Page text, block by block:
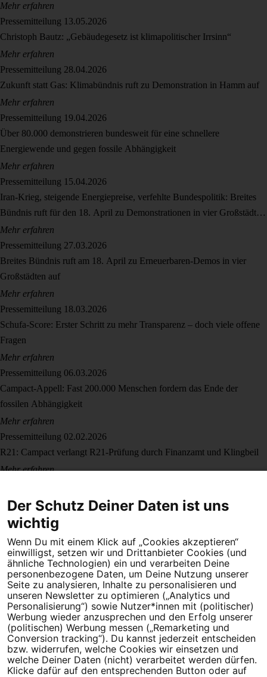
Mehr erfahren
Pressemitteilung 13.05.2026
Christoph Bautz: „Gebäudegesetz ist klimapolitischer Irrsinn“
Mehr erfahren
Pressemitteilung 28.04.2026
Zukunft statt Gas: Klimabündnis ruft zu Demonstration in Hamm auf
Mehr erfahren
Pressemitteilung 19.04.2026
Über 80.000 demonstrieren bundesweit für eine schnellere
Energiewende und gegen fossile Abhängigkeit
Mehr erfahren
Pressemitteilung 15.04.2026
Iran-Krieg, steigende Energiepreise, verfehlte Bundespolitik: Breites
Bündnis ruft für den 18. April zu Demonstrationen in vier Großstädten
auf
Mehr erfahren
Pressemitteilung 27.03.2026
Breites Bündnis ruft am 18. April zu Erneuerbaren-Demos in vier
Großstädten auf
Mehr erfahren
Pressemitteilung 18.03.2026
Schufa-Score: Erster Schritt zu mehr Transparenz – doch viele offene
Fragen
Mehr erfahren
Pressemitteilung 06.03.2026
Campact-Appell: Fast 200.000 Menschen fordern das Ende der
fossilen Abhängigkeit
Mehr erfahren
Pressemitteilung 02.02.2026
R21: Campact verlangt R21-Prüfung durch Finanzamt und Klingbeil
Mehr erfahren
Böllerverbot: Campact-Appell fordert mehr Entscheidungsspielraum
für Kommunen und Länder
Mehr erfahren
Dein Engagement macht den Unterschied. Schließe Dich 4,5
Millionen Menschen an.
Newsletter bestellen
Der Schutz Deiner Daten ist uns
wichtig
Wenn Du mit einem Klick auf „Cookies akzeptieren“
einwilligst, setzen wir und Drittanbieter Cookies (und
ähnliche Technologien) ein und verarbeiten Deine
personenbezogene Daten, um Deine Nutzung unserer
Seite zu analysieren, Inhalte zu personalisieren und
unseren Newsletter zu optimieren („Analytics und
Personalisierung“) sowie Nutzer*innen mit (politischer)
Werbung wieder anzusprechen und den Erfolg unserer
(politischen) Werbung messen („Remarketing und
Conversion tracking“). Du kannst jederzeit entscheiden
bzw. widerrufen, welche Cookies wir einsetzen und
welche Deiner Daten (nicht) verarbeitet werden dürfen.
Klicke dafür auf den entsprechenden Button oder auf